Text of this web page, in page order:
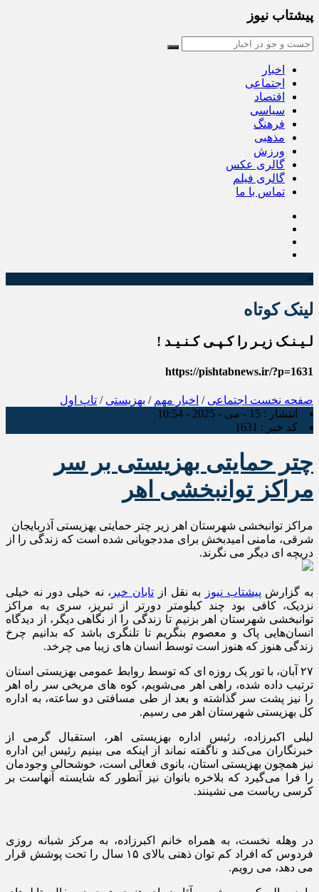
پیشتاب نیوز
اخبار
اجتماعی
اقتصاد
سیاسی
فرهنگ
مذهبی
ورزش
گالری عکس
گالری فیلم
تماس با ما
×
لینک کوتاه
لـیـنـک زیـر را کـپـی کـنـیـد !
https://pishtabnews.ir/?p=1631
صفحه نخست اجتماعی / اخبار مهم / بهزیستی / تاپ اول
انتشار : 15 - می - 2025 - 10:54
کد خبر : 1631
چتر حمایتی بهزیستی بر سر
مراکز توانبخشی اهر
مراکز توانبخشی شهرستان اهر زیر چتر حمایتی بهزیستی آذربایجان
شرقی، مامنی امیدبخش برای مددجویانی شده است که زندگی را از
دریچه ای دیگر می نگرند.
به گزارش پیشتاب نیوز به نقل از تابان خبر ، نه خیلی دور نه خیلی
نزدیک، کافی بود چند کیلومتر دورتر از تبریز، سری به مراکز
توانبخشی شهرستان اهر بزنیم تا زندگی را از نگاهی دیگر، از دیدگاه
انسان‌هایی پاک و معصوم بنگریم تا تلنگری باشد که بدانیم چرخ
زندگی هنوز که هنوز است توسط انسان های زیبا می چرخد.
۲۷ آبان، با تور یک روزه ای که توسط روابط عمومی بهزیستی استان
ترتیب داده شده، راهی اهر می‌شویم، کوه های مریخی سر راه اهر
را نیز پشت سر گذاشته و بعد از طی مسافتی دو ساعته، به اداره
کل بهزیستی شهرستان اهر می رسیم.
لیلی اکبرزاده، رئیس اداره بهزیستی اهر، استقبال گرمی از
خبرنگاران می‌کند و ناگفته نماند از اینکه می بینیم رئیس این اداره
نیز همچون بهزیستی استان، بانوی فعالی است، خوشحالی وجودمان
را فرا می‌گیرد که بلاخره بانوان نیز آنطور که شایسته آنهاست بر
کرسی ریاست می نشینند.
در وهله نخست، به همراه خانم اکبرزاده، به مرکز شبانه روزی
فردوس که افراد کم توان ذهنی بالای ۱۵ سال را تحت پوشش قرار
می دهد، می رویم.